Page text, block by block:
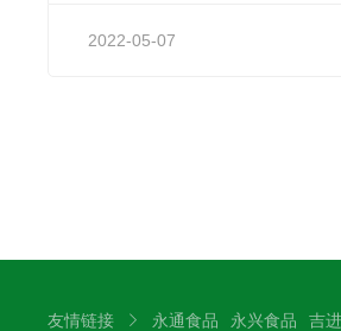
费者实际需求出发的核心，按照
2022-05-07
友情链接 永通食品 永兴食品 吉